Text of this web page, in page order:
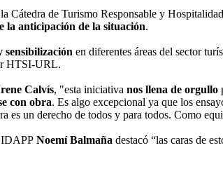
Cátedra de Turismo Responsable y
la anticipación de la situación.
sensibilización en diferentes áreas del sector
HTSI-URL.
Calvís, "esta iniciativa nos llena de orgullo
con obra. Es algo excepcional ya que los
es un derecho de todos y para todos. Como
IDAPP Noemí Balmaña destacó “las caras de